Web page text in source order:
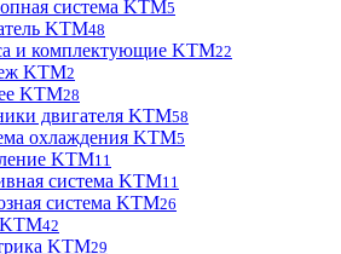
система KTM5
KTM48
и комплектующие KTM22
KTM2
KTM28
двигателя KTM58
охлаждения KTM5
KTM11
система KTM11
система KTM26
42
KTM29